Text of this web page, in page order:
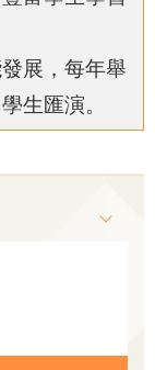
展，每年舉
生匯演。